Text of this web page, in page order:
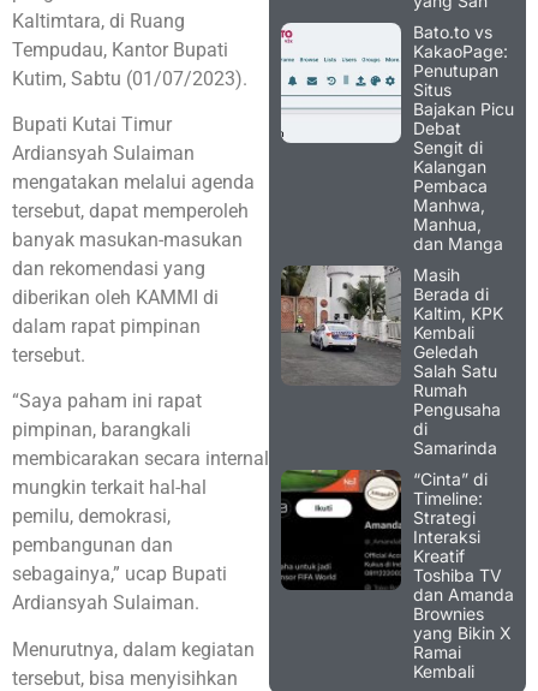
Kaltimtara, di Ruang
Tempudau, Kantor Bupati
Kutim, Sabtu (01/07/2023).
Bupati Kutai Timur
Ardiansyah Sulaiman
mengatakan melalui agenda
tersebut, dapat memperoleh
banyak masukan-masukan
dan rekomendasi yang
diberikan oleh KAMMI di
dalam rapat pimpinan
tersebut.
“Saya paham ini rapat
pimpinan, barangkali
membicarakan secara internal
mungkin terkait hal-hal
pemilu, demokrasi,
pembangunan dan
sebagainya,” ucap Bupati
Ardiansyah Sulaiman.
Menurutnya, dalam kegiatan
tersebut, bisa menyisihkan
Bato.to vs
KakaoPage:
Penutupan
Situs
Bajakan Picu
Debat
Sengit di
Kalangan
Pembaca
Manhwa,
Manhua,
dan Manga
Masih
Berada di
Kaltim, KPK
Kembali
Geledah
Salah Satu
Rumah
Pengusaha
di
Samarinda
“Cinta” di
Timeline:
Strategi
Interaksi
Kreatif
Toshiba TV
dan Amanda
Brownies
yang Bikin X
Ramai
Kembali